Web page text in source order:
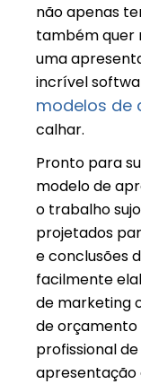
não apenas
também quer
uma
incrível
modelos de
calhar.
Pronto para
modelo de
o trabalho
projetados
e conclusões
facilmente
de marketing
de orçamento
profissional
apresentação